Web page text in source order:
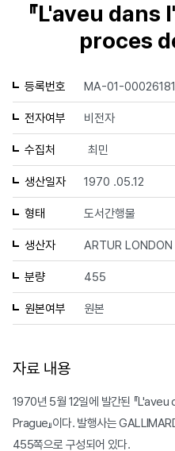
『L'aveu
proces
등록번호 MA-01-00026181
전자여부 비전자
수집처 최민
생산일자 1970 .05.12
형태 도서간행물
생산자 ARTUR LONDON
분량 455
원본여부 원본
자료 내용
1970년 5월 12일에 발간된 『
Prague』이다. 발행사는
455쪽으로 구성되어 있다.